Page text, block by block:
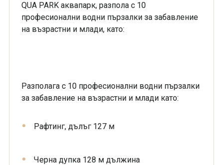
QUA PARK аквапарк, разпола с 10
професионални водни пързалки за забавление
на възрастни и млади, като:
Разполага с 10 професионални водни пързалки
за забавление на възрастни и млади като:
Рафтинг, дълъг 127 м
Черна дупка 128 м дължина